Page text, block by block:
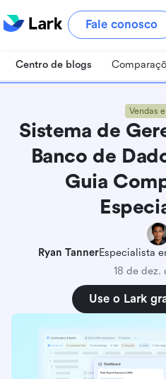
Fale conosco
Centro de blogs
Vendas
Sistema de
Banco de
Guia
Ryan TannerEspecialista
18 de dez.
Use o Lark
O que é um sistema de